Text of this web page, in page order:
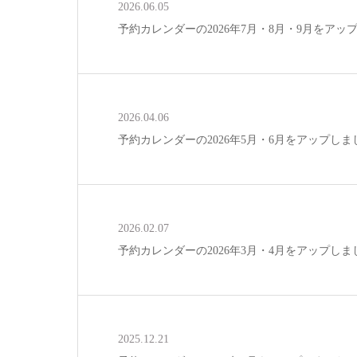
2026.06.05
予約カレンダーの2026年7月・8月・9月をアッ
2026.04.06
予約カレンダーの2026年5月・6月をアップしま
2026.02.07
予約カレンダーの2026年3月・4月をアップしま
2025.12.21